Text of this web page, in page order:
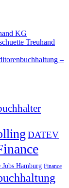
KG
Treuhand
–
DATEV
Jobs Hamburg Finance